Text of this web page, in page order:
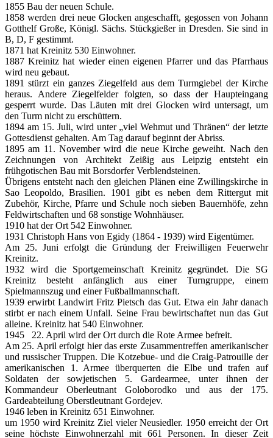
1855 Bau der neuen Schule.
1858 werden drei neue Glocken angeschafft, gegossen von Johann
Gotthelf Große, Königl. Sächs. Stückgießer in Dresden. Sie sind in
B, D, F gestimmt.
1871 hat Kreinitz 530 Einwohner.
1887 Kreinitz hat wieder einen eigenen Pfarrer und das Pfarrhaus
wird neu gebaut.
1891 stürzt ein ganzes Ziegelfeld aus dem Turmgiebel der Kirche
heraus. Andere Ziegelfelder folgten, so dass der Haupteingang
gesperrt wurde. Das Läuten mit drei Glocken wird untersagt, um
den Turm nicht zu erschüttern.
1894 am 15. Juli, wird unter „viel Wehmut und Thränen“ der letzte
Gottesdienst gehalten. Am Tag darauf beginnt der Abriss.
1895 am 11. November wird die neue Kirche geweiht. Nach den
Zeichnungen von Architekt Zeißig aus Leipzig entsteht ein
frühgotischen Bau mit Borsdorfer Verblendsteinen.
Übrigens entsteht nach den gleichen Plänen eine Zwillingskirche in
Sao Leopoldo, Brasilien. 1901 gibt es neben dem Rittergut mit
Zubehör, Kirche, Pfarre und Schule noch sieben Bauernhöfe, zehn
Feldwirtschaften und 68 sonstige Wohnhäuser.
1910 hat der Ort 542 Einwohner.
1931 Christoph Hans von Egidy (1864 - 1939) wird Eigentümer.
Am 25. Juni erfolgt die Gründung der Freiwilligen Feuerwehr
Kreinitz.
1932 wird die Sportgemeinschaft Kreinitz gegründet. Die SG
Kreinitz besteht anfänglich aus einer Turngruppe, einem
Spielmannszug und einer Fußballmannschaft.
1939 erwirbt Landwirt Fritz Pietsch das Gut. Etwa ein Jahr danach
stirbt er nach einem Unfall. Seine Frau bewirtschaftet nun das Gut
alleine. Kreinitz hat 540 Einwohner.
1945 22. April wird der Ort durch die Rote Armee befreit.
Am 25. April erfolgt hier das erste Zusammentreffen amerikanischer
und russischer Truppen. Die Kotzebue- und die Craig-Patrouille der
amerikanischen 1. Armee überquerten die Elbe und trafen auf
Soldaten der sowjetischen 5. Gardearmee, unter ihnen der
Kommandeur Oberleutnant Goloborodko und aus der 175.
Gardeabteilung Oberstleutnant Gordejev.
1946 leben in Kreinitz 651 Einwohner.
um 1950 wird Kreinitz Ziel vieler Neusiedler. 1950 erreicht der Ort
seine höchste Einwohnerzahl mit 661 Personen. In dieser Zeit